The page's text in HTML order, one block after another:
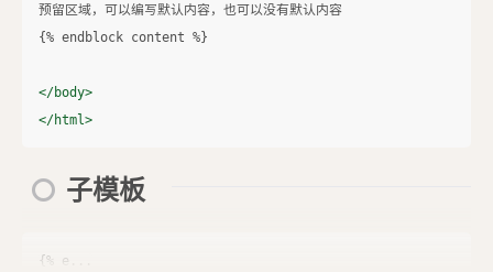
预留区域，可以编写默认内容，也可以没有默认内容
{% endblock content %}
</body>
</html>
子模板